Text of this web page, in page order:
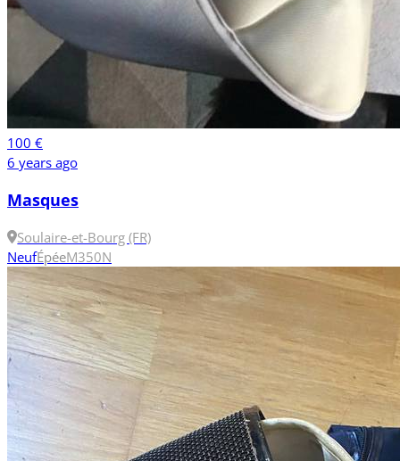
100 €
6 years ago
Masques
Soulaire-et-Bourg (FR)
NeufÉpéeM350N